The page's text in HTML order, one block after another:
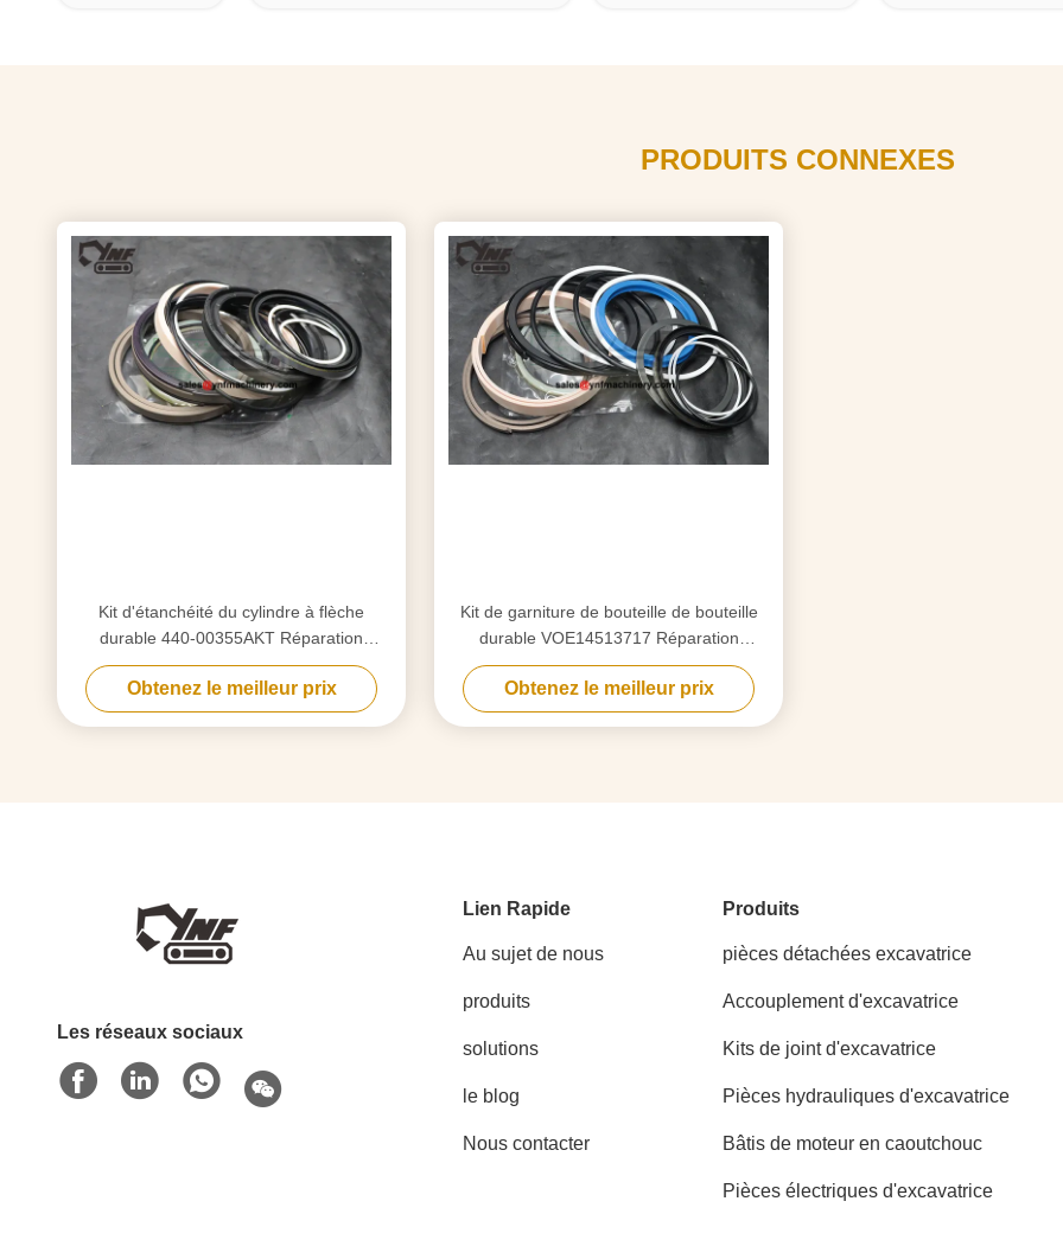
PRODUITS CONNEXES
Kit d'étanchéité du cylindre à flèche
durable 440-00355AKT Réparation
hydraulique pour Doosan 225
Obtenez le meilleur prix
Kit de garniture de bouteille de bouteille
durable VOE14513717 Réparation
hydraulique pour Volvo EC290
Obtenez le meilleur prix
Les réseaux sociaux
Lien Rapide
Au sujet de nous
produits
solutions
le blog
Nous contacter
Produits
pièces détachées excavatrice
Accouplement d'excavatrice
Kits de joint d'excavatrice
Pièces hydrauliques d'excavatrice
Bâtis de moteur en caoutchouc
Pièces électriques d'excavatrice